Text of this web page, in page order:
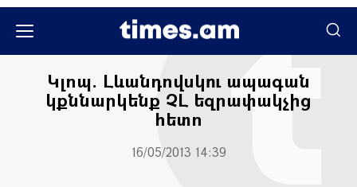
Կլոպ. Լևանդովսկու ապագան
կքննարկենք ՉԼ եզրափակչից
հետո
16/05/2013 14:39